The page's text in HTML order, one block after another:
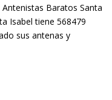
Baratos Santa
Isabel tiene 568479
sus antenas y